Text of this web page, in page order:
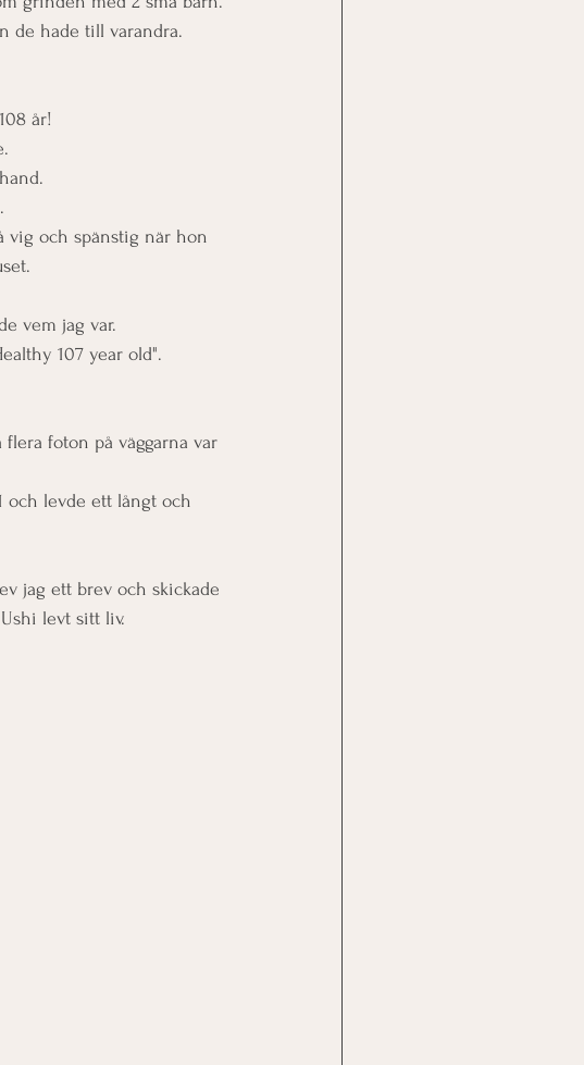
de hade till varandra.
år!
vig och spänstig när hon
vem jag var.
107 year old".
foton på väggarna var
och levde ett långt och
jag ett brev och skickade
levt sitt liv.